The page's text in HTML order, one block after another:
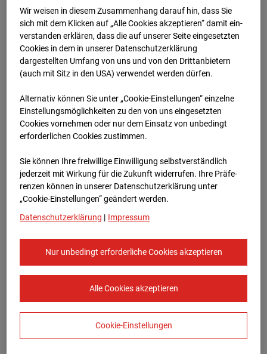
BC-120 - BV W2
Campus BT 1-3
Stuttgart
Zur Übersicht
Europe/Berlin
Wir weisen in diesem Zusammenhang darauf hin, dass Sie
sich mit dem Klicken auf „Alle Cookies akzeptieren“ damit ein­
ver­standen erklären, dass die auf unserer Seite eingesetzten
Cookies in dem in unserer Datenschutzerklärung
dargestellten Umfang von uns und von den Drittanbietern
(auch mit Sitz in den USA) verwendet werden dürfen.
Alternativ können Sie unter „Cookie-Einstellungen“ einzelne
Einstellungsmöglichkeiten zu den von uns eingesetzten
Cookies vornehmen oder nur dem Einsatz von unbedingt
erforderlichen Cookies zustimmen.
Sie können Ihre freiwillige Einwilligung selbstverständlich
jederzeit mit Wirkung für die Zukunft widerrufen. Ihre Prä­fe­
renzen können in unserer Datenschutzerklärung unter
„Cookie-Einstellungen“ geändert werden.
Datenschutzerklärung | Impressum
Nur unbedingt erforderliche Cookies akzeptieren
Alle Cookies akzeptieren
Cookie-Einstellungen